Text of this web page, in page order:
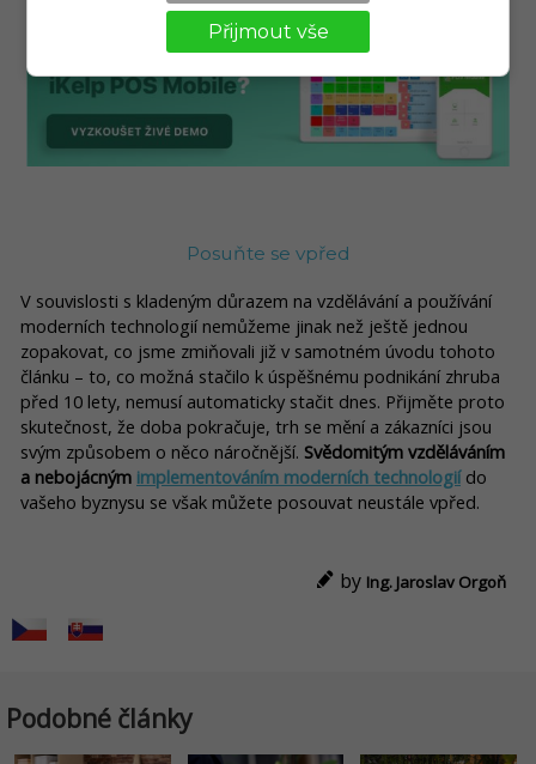
Posuňte se vpřed
V souvislosti s kladeným důrazem na vzdělávání a používání
moderních technologií nemůžeme jinak než ještě jednou
zopakovat, co jsme zmiňovali již v samotném úvodu tohoto
článku – to, co možná stačilo k úspěšnému podnikání zhruba
před 10 lety, nemusí automaticky stačit dnes. Přijměte proto
skutečnost, že doba pokračuje, trh se mění a zákazníci jsou
svým způsobem o něco náročnější. Svědomitým vzděláváním
a nebojácným implementováním moderních technologiído
vašeho byznysu se však můžete posouvat neustále vpřed.
by Ing. Jaroslav Orgoň
Podobné články
Přijmout vše